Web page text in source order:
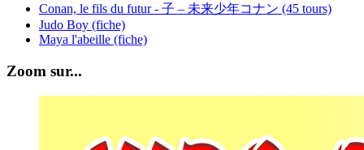
Conan, le fils du futur - 子 – 未来少年コナン (45 tours)
Judo Boy (fiche)
Maya l'abeille (fiche)
Zoom sur...